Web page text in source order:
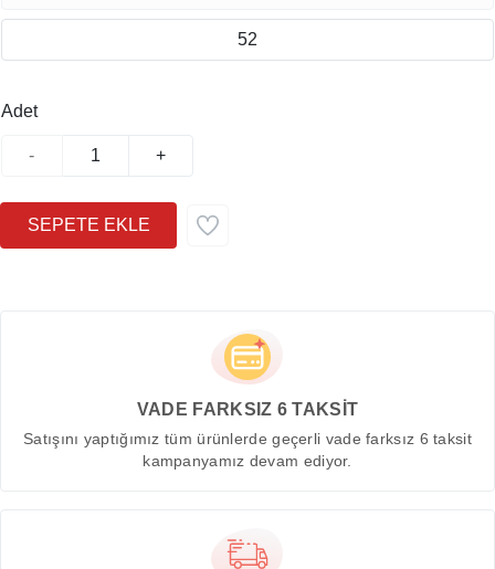
52
Adet
- +
VADE FARKSIZ 6 TAKSİT
Satışını yaptığımız tüm ürünlerde geçerli vade farksız 6 taksit
kampanyamız devam ediyor.